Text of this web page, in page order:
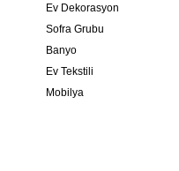
Ev Dekorasyon
Sofra Grubu
Banyo
Ev Tekstili
Mobilya